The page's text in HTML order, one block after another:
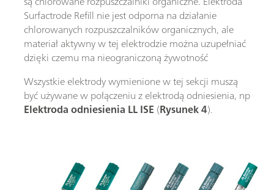
Surfactrode Refill nie jest odporna na działanie
chlorowanych rozpuszczalników organicznych, ale
materiał aktywny w tej elektrodzie można uzupełniać
dzięki czemu ma nieograniczoną żywotność
Wszystkie elektrody wymienione w tej sekcji muszą
być używane w połączeniu z elektrodą odniesienia, np
Elektroda odniesienia LL ISE (Rysunek 4).